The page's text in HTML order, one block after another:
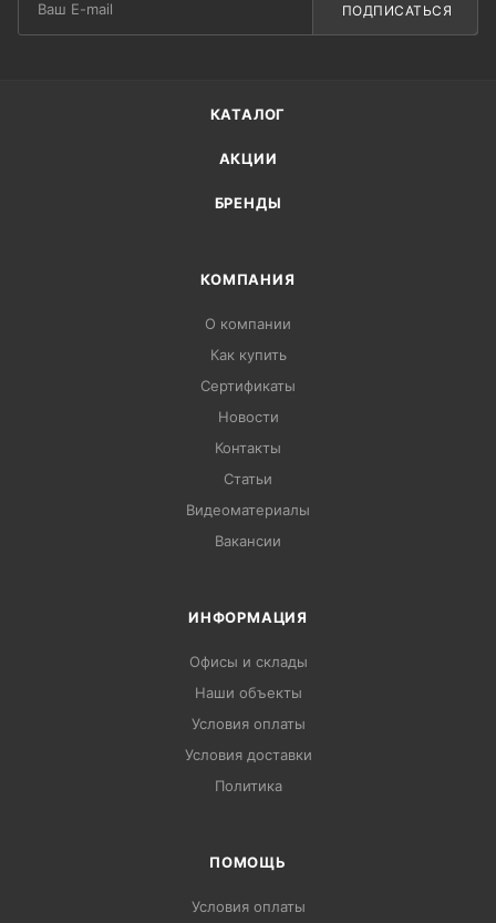
ПОДПИСАТЬСЯ
КАТАЛОГ
АКЦИИ
БРЕНДЫ
КОМПАНИЯ
О компании
Как купить
Сертификаты
Новости
Контакты
Статьи
Видеоматериалы
Вакансии
ИНФОРМАЦИЯ
Офисы и склады
Наши объекты
Условия оплаты
Условия доставки
Политика
ПОМОЩЬ
Условия оплаты